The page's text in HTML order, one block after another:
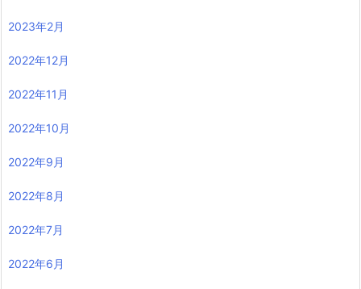
2023年2月
2022年12月
2022年11月
2022年10月
2022年9月
2022年8月
2022年7月
2022年6月